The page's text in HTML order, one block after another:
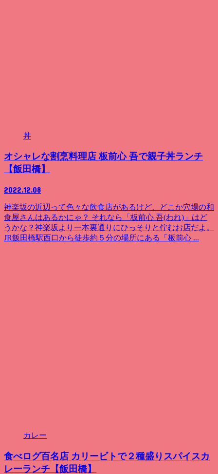
丼
オシャレな割烹料理店 板前心 吾で親子丼ランチ
【飯田橋】
2022.12.08
神楽坂の近辺って色々な飲食店があるけど、どこか穴場の和
食屋さんはあるかにゃ？ それなら「板前心 吾(われ)」はど
うかな？神楽坂より一本裏通りにひっそりと佇むお店だよ。
JR飯田橋駅西口から徒歩約５分の場所にある「板前心 ...
カレー
食べログ百名店 カリービトで２種盛りスパイスカ
レーランチ【飯田橋】